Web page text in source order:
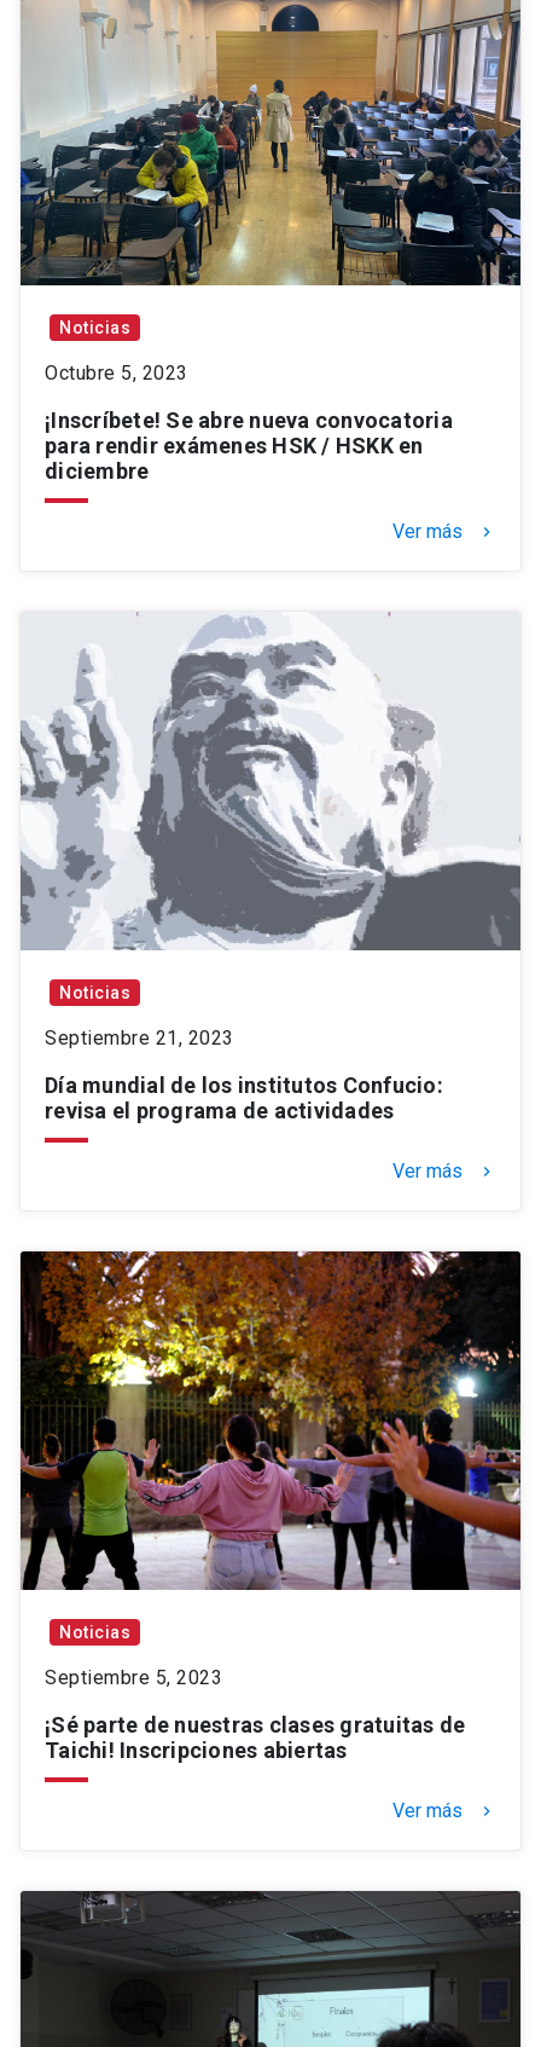
Noticias
Octubre 5, 2023
¡Inscríbete! Se abre nueva convocatoria
para rendir exámenes HSK / HSKK en
diciembre
Ver más keyboard_arrow_right
Noticias
Septiembre 21, 2023
Día mundial de los institutos Confucio:
revisa el programa de actividades
Ver más keyboard_arrow_right
Noticias
Septiembre 5, 2023
¡Sé parte de nuestras clases gratuitas de
Taichi! Inscripciones abiertas
Ver más keyboard_arrow_right